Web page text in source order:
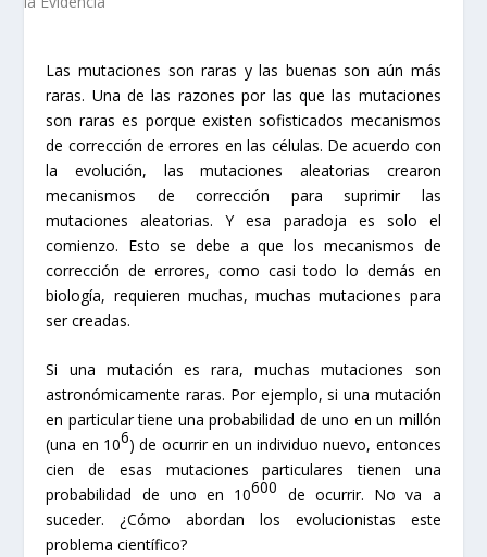
Las mutaciones son raras y las buenas son aún más
raras. Una de las razones por las que las mutaciones
son raras es porque existen sofisticados mecanismos
de corrección de errores en las células. De acuerdo con
la evolución, las mutaciones aleatorias crearon
mecanismos de corrección para suprimir las
mutaciones aleatorias. Y esa paradoja es solo el
comienzo. Esto se debe a que los mecanismos de
corrección de errores, como casi todo lo demás en
biología, requieren muchas, muchas mutaciones para
ser creadas.
Si una mutación es rara, muchas mutaciones son
astronómicamente raras. Por ejemplo, si una mutación
en particular tiene una probabilidad de uno en un millón
(una en 106) de ocurrir en un individuo nuevo, entonces
cien de esas mutaciones particulares tienen una
probabilidad de uno en 10600 de ocurrir. No va a
suceder. ¿Cómo abordan los evolucionistas este
problema científico?